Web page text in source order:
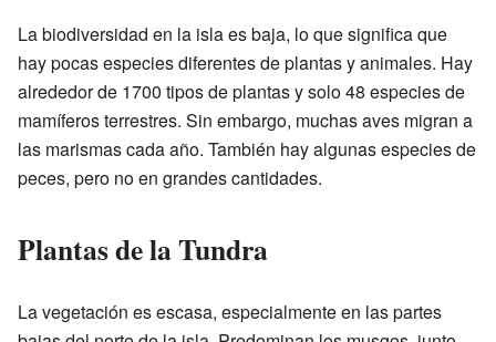
La biodiversidad en la isla es baja, lo que significa que
hay pocas especies diferentes de plantas y animales. Hay
alrededor de 1700 tipos de plantas y solo 48 especies de
mamíferos terrestres. Sin embargo, muchas aves migran a
las marismas cada año. También hay algunas especies de
peces, pero no en grandes cantidades.
Plantas de la Tundra
La vegetación es escasa, especialmente en las partes